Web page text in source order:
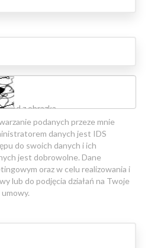
podanych przeze mnie
danych jest IDS
do swoich danych i ich
jest dobrowolne. Dane
oraz w celu realizowania i
lub do podjęcia działań na Twoje